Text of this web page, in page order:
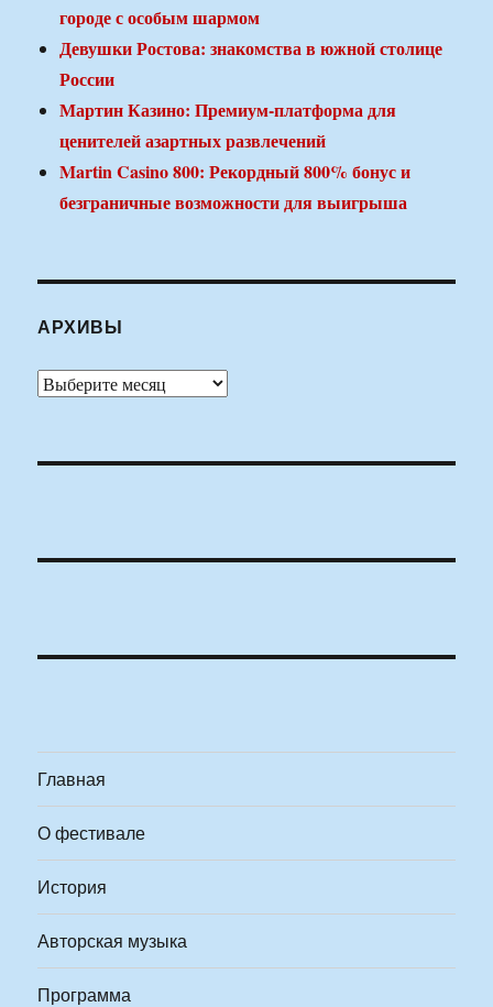
городе с особым шармом
Девушки Ростова: знакомства в южной столице
России
Мартин Казино: Премиум-платформа для
ценителей азартных развлечений
Martin Casino 800: Рекордный 800% бонус и
безграничные возможности для выигрыша
АРХИВЫ
Архивы
Главная
О фестивале
История
Авторская музыка
Программа